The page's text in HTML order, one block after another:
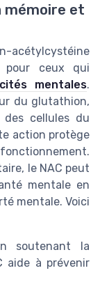
mémoire et
acétylcystéine
ceux qui
mentales.
du glutathion,
cellules du
action protège
le NAC peut
mentale en
mentale. Voici
soutenant la
aide à prévenir